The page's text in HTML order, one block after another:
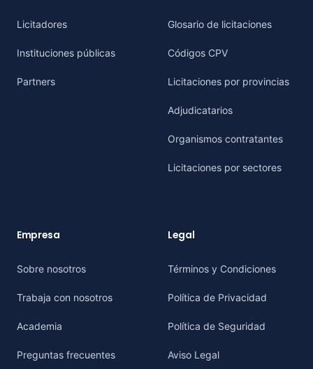
Licitadores
Instituciones públicas
Partners
Glosario de licitaciones
Códigos CPV
Licitaciones por provincias
Adjudicatarios
Organismos contratantes
Licitaciones por sectores
Empresa
Sobre nosotros
Trabaja con nosotros
Academia
Preguntas frecuentes
Legal
Términos y Condiciones
Política de Privacidad
Política de Seguridad
Aviso Legal